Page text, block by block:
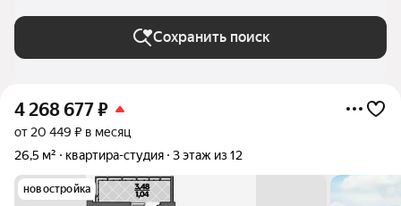
Сохранить поиск
4 268 677₽
от 20 449 ₽ в месяц
26,5 м²
квартира-студия 3 этаж из 12
новостройка